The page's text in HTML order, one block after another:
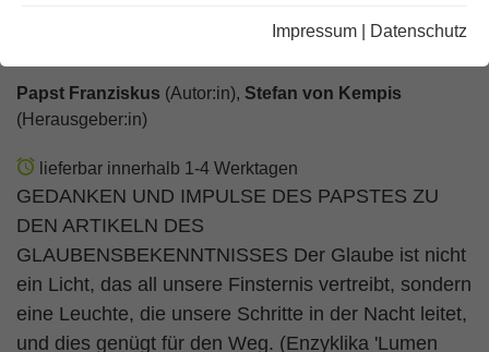
Impressum Datenschutz
Was uns das Glaubensbekenntnis
Papst Franziskus (Autor:in), Stefan von Kempis
(Herausgeber:in)
lieferbar innerhalb 1-4 Werktagen
GEDANKEN UND IMPULSE DES PAPSTES ZU
DEN ARTIKELN DES
GLAUBENSBEKENNTNISSES Der Glaube ist nicht
ein Licht, das all unsere Finsternis vertreibt, sondern
eine Leuchte, die unsere Schritte in der Nacht leitet,
und dies genügt für den Weg. (Enzyklika 'Lumen